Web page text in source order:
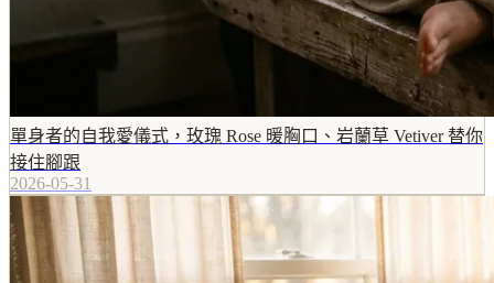
單身者的自我愛儀式，玫瑰 Rose 暖胸口、岩蘭草 Vetiver 替你
接住腳跟
2026-05-31